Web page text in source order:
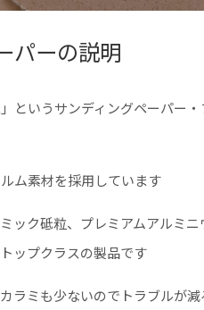
パーの説明
というサンディングペーパ
ム素材を採用しています
ック砥粒、プレミアムアルミ
ップクラスの製品です
ラミも少ないのでトラブルが